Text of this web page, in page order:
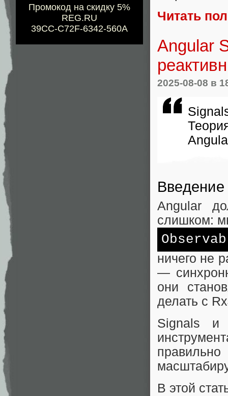
Промокод на скидку 5%
REG.RU
39CC-C72F-6342-560A
Читать
Angular
2025-08-08 в
Введение
Angular
слишком:
ничего не
—
они
делать с
Signals
В этой